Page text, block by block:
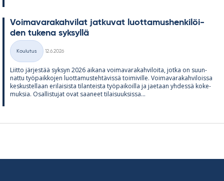
Voi­ma­va­ra­kah­vi­lat jat­ku­vat luot­ta­mus­hen­ki­löi­
den tu­kena syk­syllä
Kategoriat
Koulutus
12.6.2026
Liitto jär­jes­tää syk­syn 2026 ai­kana voi­ma­va­ra­kah­vi­loita, jotka on suun­
nattu työ­paik­ko­jen luot­ta­mus­teh­tä­vissä toi­mi­ville. Voi­ma­va­ra­kah­vi­loissa
kes­kus­tel­laan eri­lai­sista ti­lan­teista työ­pai­koilla ja jae­taan yh­dessä ko­ke­
muk­sia. Osal­lis­tu­jat ovat saa­neet ti­lai­suuk­sissa...